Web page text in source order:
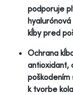
podporuje
kĺby pred
Ochrana
antioxidant,
poškodením
k tvorbe